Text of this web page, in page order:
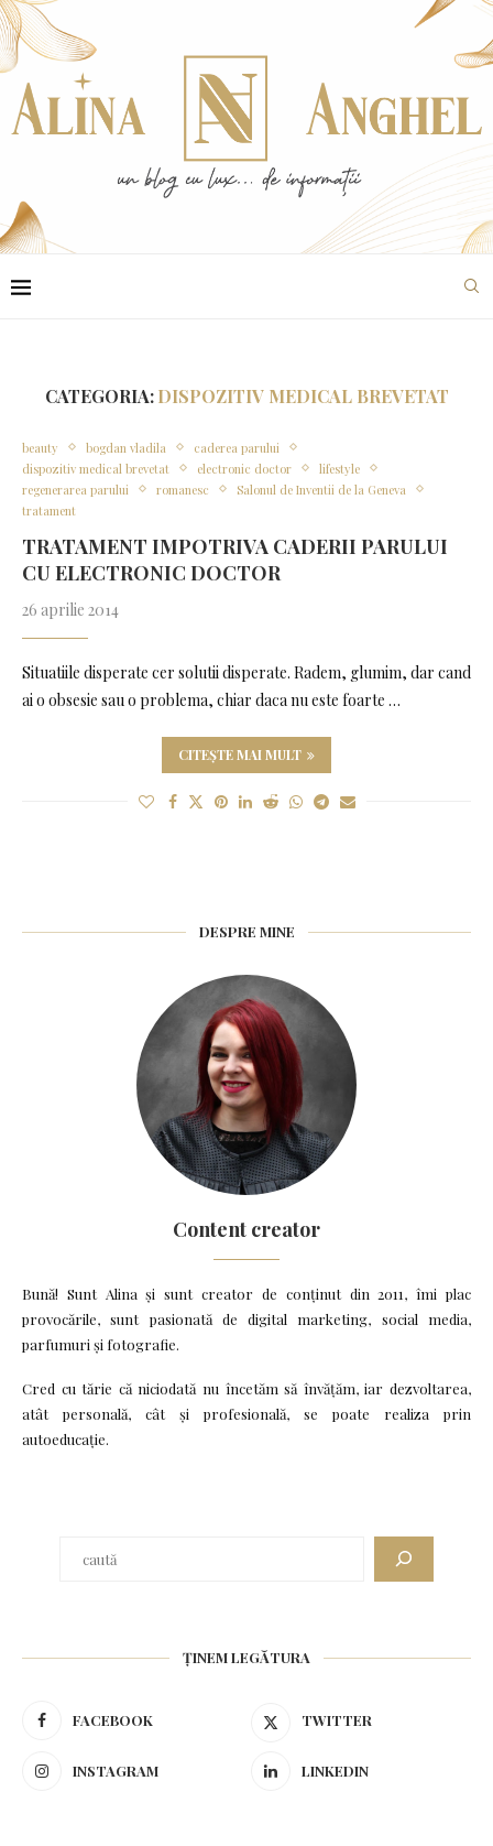
CATEGORIA: DISPOZITIV MEDICAL BREVETAT
beauty bogdan vladila
caderea parului
dispozitiv medical brevetat
electronic doctor
lifestyle
regenerarea parului
romanesc
Salonul de Inventii de la Geneva
tratament
TRATAMENT IMPOTRIVA CADERII PARULUI
CU ELECTRONIC DOCTOR
26 aprilie 2014
Situatiile disperate cer solutii disperate. Radem, glumim, dar cand
ai o obsesie sau o problema, chiar daca nu este foarte …
CITEȘTE MAI MULT
DESPRE MINE
Content creator
Bună! Sunt Alina și sunt creator de conținut din 2011, îmi plac
provocările, sunt pasionată de digital marketing, social media,
parfumuri și fotografie.
Cred cu tărie că niciodată nu încetăm să învățăm, iar dezvoltarea,
atât personală, cât și profesională, se poate realiza prin
autoeducație.
ȚINEM LEGĂTURA
FACEBOOK TWITTER
INSTAGRAM LINKEDIN